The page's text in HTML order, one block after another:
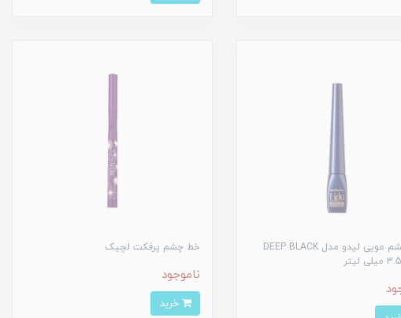
خط چشم مویی لیدو مدل DEEP BLACK
خط چشم پرفکت لچیک
ناموجود
خرید